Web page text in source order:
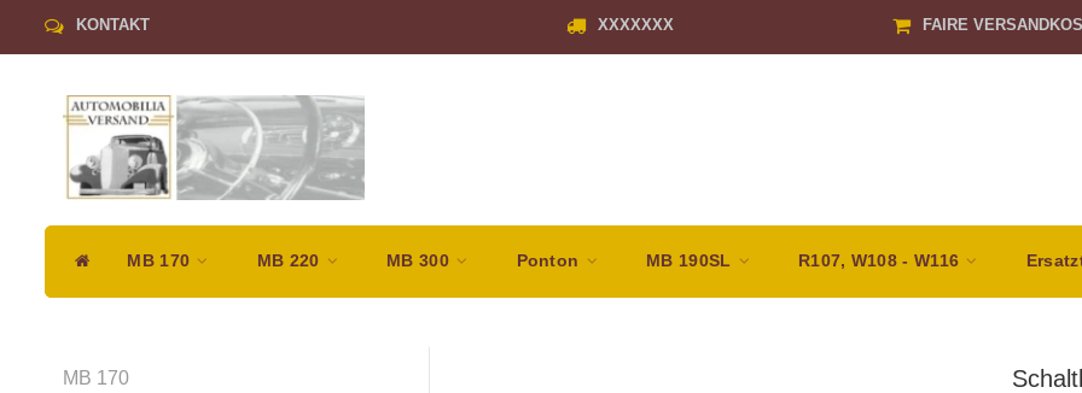
KONTAKT XXXXXXX FAIRE
MB 170 MB 220 MB 300 Ponton MB 190SL R107, W108 - W116
MB 170